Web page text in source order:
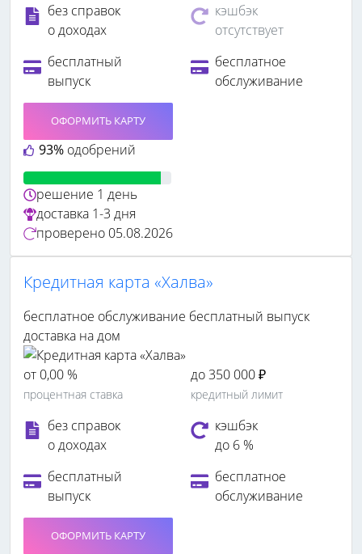
без справок
о доходах
кэшбэк
отсутствует
бесплатный
выпуск
бесплатное
обслуживание
93% одобрений
ОФОРМИТЬ КАРТУ
решение 1 день
доставка 1-3 дня
проверено 05.08.2026
Кредитная карта «Халва»
бесплатное обслуживание бесплатный выпуск
доставка на дом
от 0,00 %
процентная ставка
до 350 000 ₽
кредитный лимит
без справок
о доходах
кэшбэк
до 6 %
бесплатный
выпуск
бесплатное
обслуживание
ОФОРМИТЬ КАРТУ